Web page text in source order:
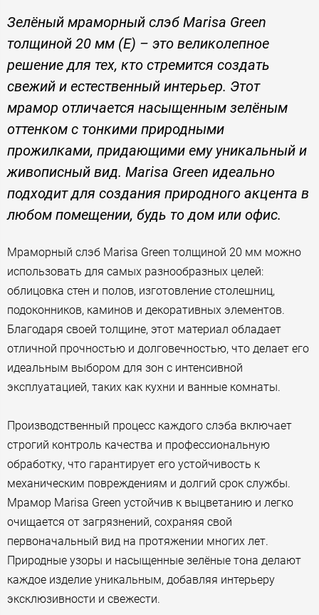
Зелёный мраморный слэб Marisa Green
толщиной 20 мм (E) – это великолепное
решение для тех, кто стремится создать
свежий и естественный интерьер. Этот
мрамор отличается насыщенным зелёным
оттенком с тонкими природными
прожилками, придающими ему уникальный и
живописный вид. Marisa Green идеально
подходит для создания природного акцента в
любом помещении, будь то дом или офис.
Мраморный слэб Marisa Green толщиной 20 мм можно
использовать для самых разнообразных целей:
облицовка стен и полов, изготовление столешниц,
подоконников, каминов и декоративных элементов.
Благодаря своей толщине, этот материал обладает
отличной прочностью и долговечностью, что делает его
идеальным выбором для зон с интенсивной
эксплуатацией, таких как кухни и ванные комнаты.
Производственный процесс каждого слэба включает
строгий контроль качества и профессиональную
обработку, что гарантирует его устойчивость к
механическим повреждениям и долгий срок службы.
Мрамор Marisa Green устойчив к выцветанию и легко
очищается от загрязнений, сохраняя свой
первоначальный вид на протяжении многих лет.
Природные узоры и насыщенные зелёные тона делают
каждое изделие уникальным, добавляя интерьеру
эксклюзивности и свежести.